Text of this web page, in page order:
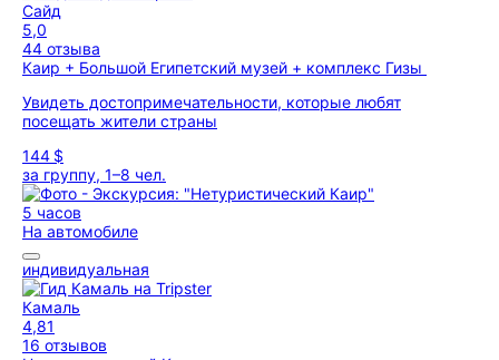
Сайд
5,0
44 отзыва
Каир + Большой Египетский музей + комплекс Гизы
Увидеть достопримечательности, которые любят
посещать жители страны
144 $
за группу, 1–8 чел.
5 часов
На автомобиле
индивидуальная
Камаль
4,81
16 отзывов